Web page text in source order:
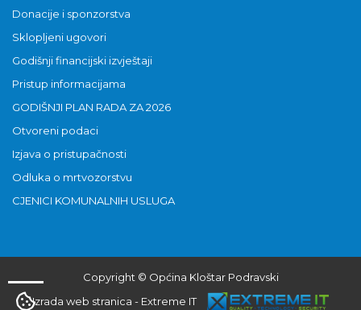
Donacije i sponzorstva
Sklopljeni ugovori
Godišnji financijski izvještaji
Pristup informacijama
GODIŠNJI PLAN RADA ZA 2026
Otvoreni podaci
Izjava o pristupačnosti
Odluka o mrtvozorstvu
CJENICI KOMUNALNIH USLUGA
Copyright © Općina Kloštar Podravski
Izrada web stranica - Extreme IT